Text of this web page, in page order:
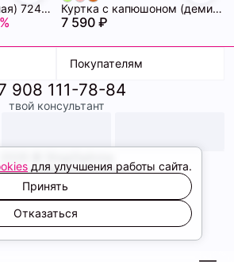
Куртка (демисезонная) 72462280\445 Куртка с капюшоном (демисезонная) 72462282\440
7 590 ₽
Покупателям
Доставка
Условия оплаты
Образы
908 111-78-84
твой консультант
конфиденциальности
Соглашение cookie
создали
для улучшения работы сайта.
Принять
Отказаться